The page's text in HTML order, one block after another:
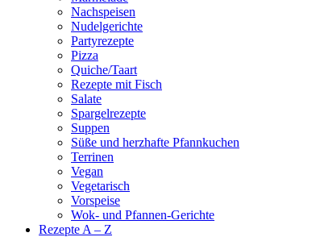
Nachspeisen
Nudelgerichte
Partyrezepte
Pizza
Quiche/Taart
Rezepte mit Fisch
Salate
Spargelrezepte
Suppen
Süße und herzhafte Pfannkuchen
Terrinen
Vegan
Vegetarisch
Vorspeise
Wok- und Pfannen-Gerichte
Rezepte A – Z